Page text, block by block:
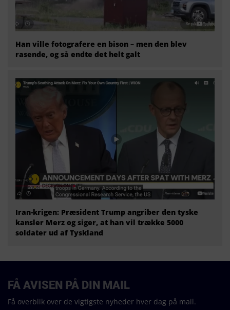
Han ville fotografere en bison – men den blev
rasende, og så endte det helt galt
Iran-krigen: Præsident Trump angriber den tyske
kansler Merz og siger, at han vil trække 5000
soldater ud af Tyskland
FÅ AVISEN PÅ DIN MAIL
Få overblik over de vigtigste nyheder hver dag på mail.